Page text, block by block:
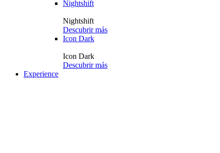
Nightshift
Nightshift
Descubrir más
Icon Dark
Icon Dark
Descubrir más
Experience